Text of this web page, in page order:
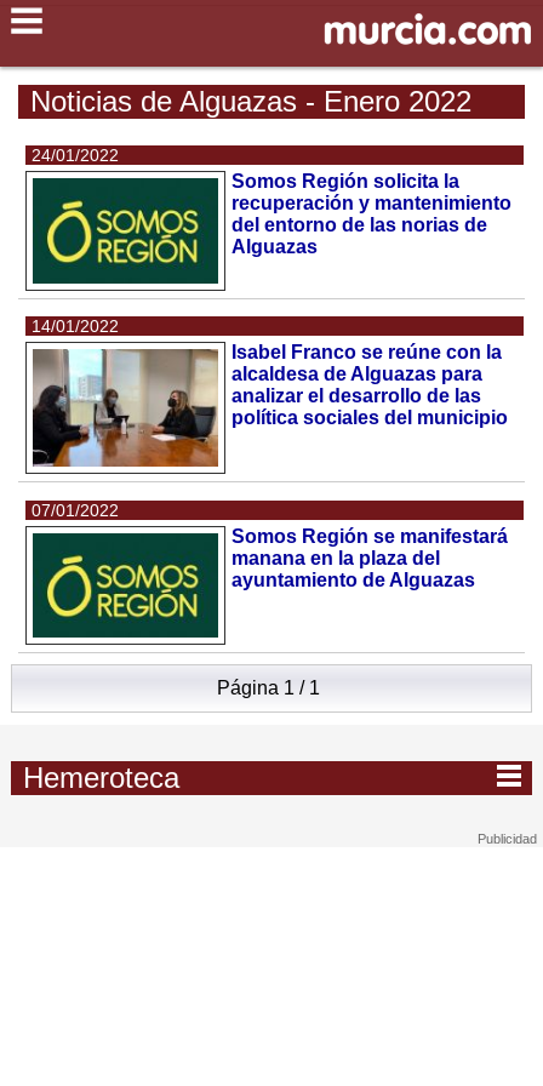
Noticias de Alguazas - Enero 2022
24/01/2022
Somos Región solicita la
recuperación y mantenimiento
del entorno de las norias de
Alguazas
14/01/2022
Isabel Franco se reúne con la
alcaldesa de Alguazas para
analizar el desarrollo de las
política sociales del municipio
07/01/2022
Somos Región se manifestará
manana en la plaza del
ayuntamiento de Alguazas
Página 1 / 1
Hemeroteca